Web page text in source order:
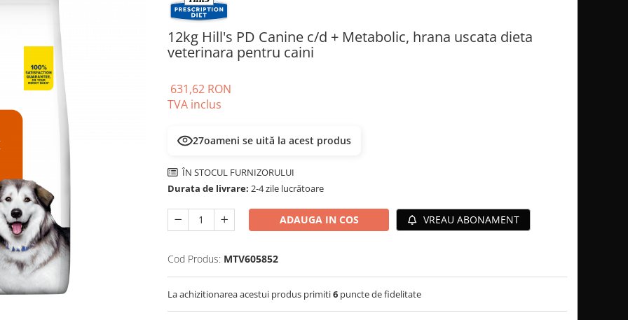
12kg Hill's PD Canine c/d + Metabolic, hrana uscata dieta
veterinara pentru caini
631,62 RON
TVA inclus
27oameni se uită la acest produs
ÎN STOCUL FURNIZORULUI
Durata de livrare: 2-4 zile lucrătoare
ADAUGA IN COS VREAU ABONAMENT
Cod Produs: MTV605852
La achizitionarea acestui produs primiti6 puncte de fidelitate